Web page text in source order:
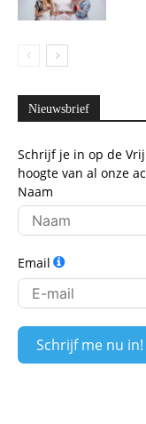
Nieuwsbrief
Schrijf je in op de
hoogte van al onze
Naam
Email
Schrijf me nu in!